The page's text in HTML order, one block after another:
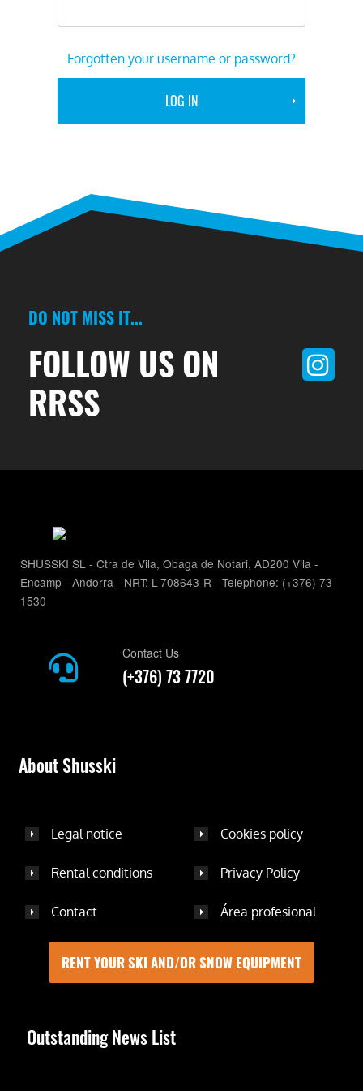
Forgotten your username or password?
DO NOT MISS IT...
FOLLOW US ON
RRSS
SHUSSKI SL - Ctra de Vila, Obaga de Notari, AD200 Vila -
Encamp - Andorra - NRT: L-708643-R - Telephone: (+376) 73
1530
Contact Us
(+376) 73 7720
About Shusski
Legal notice Cookies policy
Rental conditions Privacy Policy
Contact Área profesional
RENT YOUR SKI AND/OR SNOW EQUIPMENT
Outstanding News List